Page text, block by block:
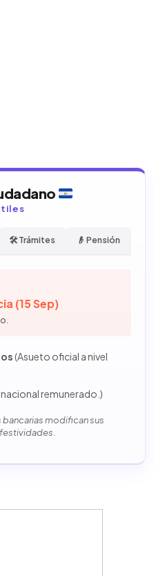
🛠️ Trámites 👴 Pensión
(15 Sep)
(Asueto oficial a nivel
remunerado.)
modifican sus